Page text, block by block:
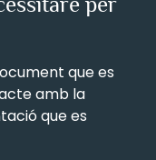
que es
amb la
que es